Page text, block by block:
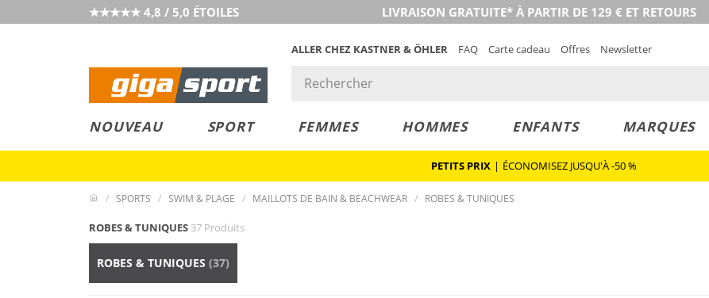
★★★★★ 4,8 / 5,0 ÉTOILES LIVRAISON GRATUITE* À PARTIR DE 129 € ET RETOURS
ALLER CHEZ KASTNER & ÖHLER FAQ Carte cadeau Offres Newsletter
NOUVEAU SPORT FEMMES HOMMES ENFANTS MARQUES
PETITS PRIX | ÉCONOMISEZ JUSQU'À -50 %
SPORTS SWIM & PLAGE MAILLOTS DE BAIN & BEACHWEAR ROBES & TUNIQUES
ROBES & TUNIQUES 37 Produits
ROBES & TUNIQUES (37)